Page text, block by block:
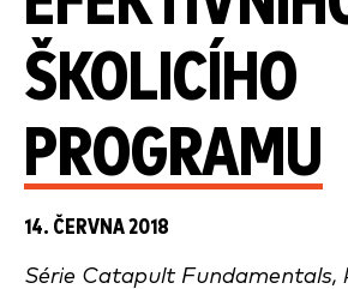
ŠKOLICÍHO
PROGRAMU
14. ČERVNA 2018
Série Catapult Fundamentals,